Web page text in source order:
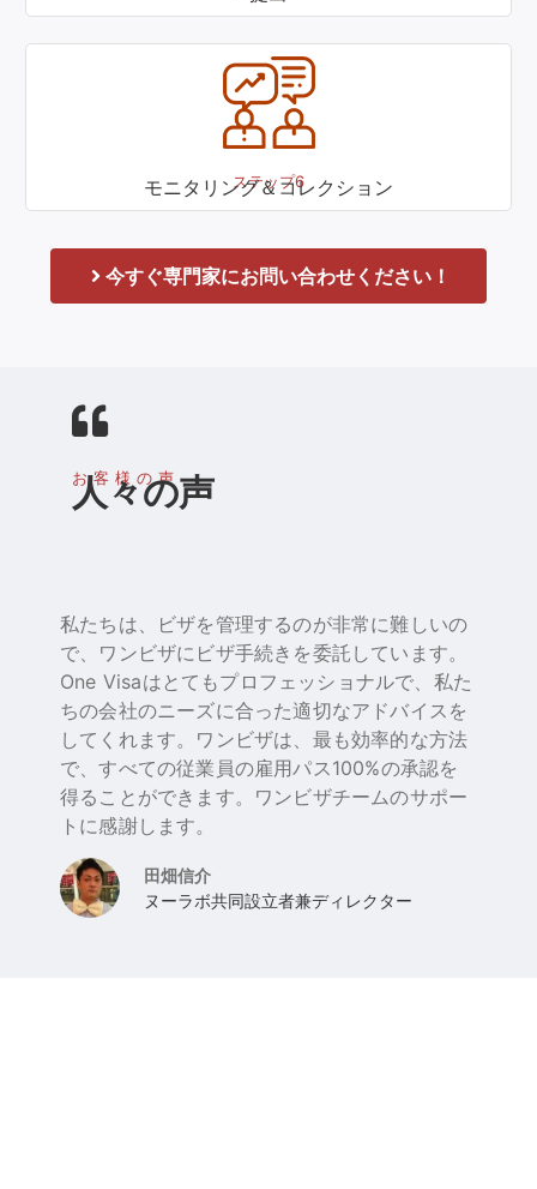
ステップ6
モニタリング＆コレクション
今すぐ専門家にお問い合わせください！
お客様の声
人々の声
私たちは、ビザを管理するのが非常に難しいの
で、ワンビザにビザ手続きを委託しています。
One Visaはとてもプロフェッショナルで、私た
ちの会社のニーズに合った適切なアドバイスを
してくれます。ワンビザは、最も効率的な方法
で、すべての従業員の雇用パス100%の承認を
得ることができます。ワンビザチームのサポー
トに感謝します。
田畑信介
ヌーラボ共同設立者兼ディレクター